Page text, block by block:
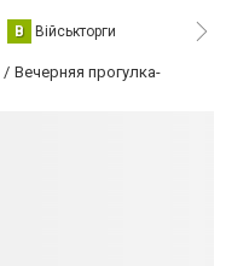
В Військторги
Вечерняя прогулка-